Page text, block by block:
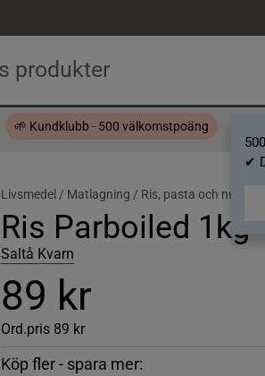
✔
🌱 Kundklubb - 500 välkomstpoäng
Livsmedel / Matlagning / Ris, pasta och nudlar
Ris Parboiled 1kg
Saltå Kvarn
89 kr
Ord.pris 89 kr
Köp fler - spara mer: